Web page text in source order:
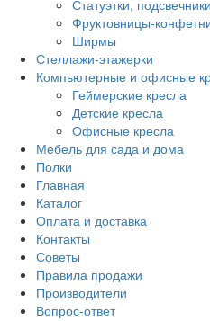
Статуэтки, подсвечники
Фруктовницы-
Ширмы
Стеллажи-этажерки
Компьютерные и офисные
Геймерские кресла
Детские кресла
Офисные кресла
Мебель для сада и дома
Полки
Главная
Каталог
Оплата и доставка
Контакты
Советы
Правила продажи
Производители
Вопрос-ответ